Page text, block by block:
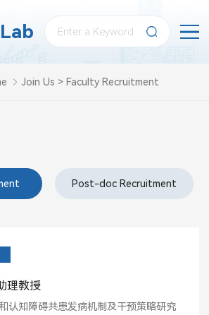
Join Us > Faculty Recruitment
Post-doc Recruitment
理教授
认知障碍共患发病机制及干预策略研究